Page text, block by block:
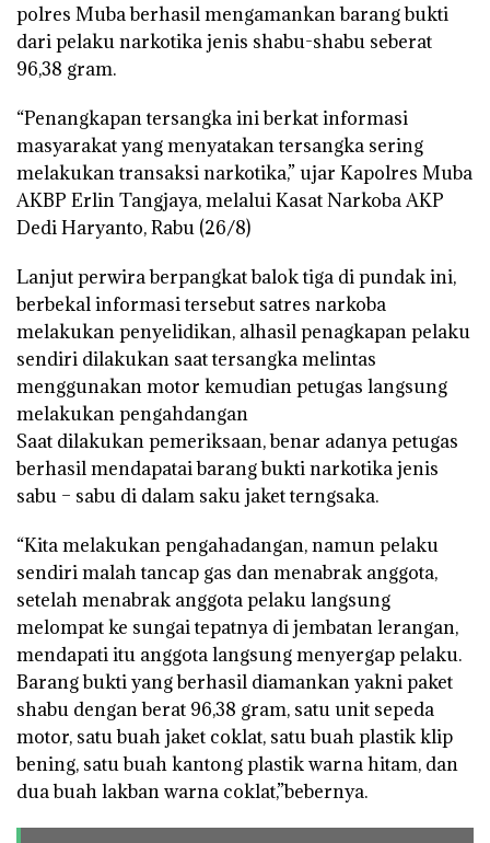
polres Muba berhasil mengamankan barang bukti
dari pelaku narkotika jenis shabu-shabu seberat
96,38 gram.
“Penangkapan tersangka ini berkat informasi
masyarakat yang menyatakan tersangka sering
melakukan transaksi narkotika,” ujar Kapolres Muba
AKBP Erlin Tangjaya, melalui Kasat Narkoba AKP
Dedi Haryanto, Rabu (26/8)
Lanjut perwira berpangkat balok tiga di pundak ini,
berbekal informasi tersebut satres narkoba
melakukan penyelidikan, alhasil penagkapan pelaku
sendiri dilakukan saat tersangka melintas
menggunakan motor kemudian petugas langsung
melakukan pengahdangan
Saat dilakukan pemeriksaan, benar adanya petugas
berhasil mendapatai barang bukti narkotika jenis
sabu – sabu di dalam saku jaket terngsaka.
“Kita melakukan pengahadangan, namun pelaku
sendiri malah tancap gas dan menabrak anggota,
setelah menabrak anggota pelaku langsung
melompat ke sungai tepatnya di jembatan lerangan,
mendapati itu anggota langsung menyergap pelaku.
Barang bukti yang berhasil diamankan yakni paket
shabu dengan berat 96,38 gram, satu unit sepeda
motor, satu buah jaket coklat, satu buah plastik klip
bening, satu buah kantong plastik warna hitam, dan
dua buah lakban warna coklat,”bebernya.